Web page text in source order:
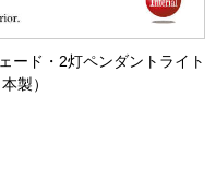
ード・2灯ペンダントライト
製）